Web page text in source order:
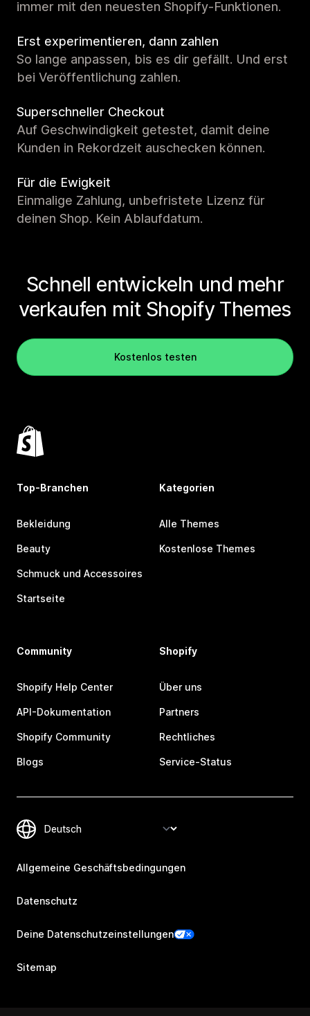
immer mit den neuesten Shopify-Funktionen.
Erst experimentieren, dann zahlen
So lange anpassen, bis es dir gefällt. Und erst
bei Veröffentlichung zahlen.
Superschneller Checkout
Auf Geschwindigkeit getestet, damit deine
Kunden in Rekordzeit auschecken können.
Für die Ewigkeit
Einmalige Zahlung, unbefristete Lizenz für
deinen Shop. Kein Ablaufdatum.
Schnell entwickeln und mehr
verkaufen mit Shopify Themes
Kostenlos testen
Top-Branchen
Bekleidung
Beauty
Schmuck und Accessoires
Startseite
Kategorien
Alle Themes
Kostenlose Themes
Community
Shopify Help Center
API-Dokumentation
Shopify Community
Blogs
Shopify
Über uns
Partners
Rechtliches
Service-Status
Allgemeine Geschäftsbedingungen
Datenschutz
Deine Datenschutzeinstellungen
Sitemap